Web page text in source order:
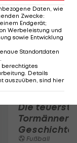
Die
Tormänner
Geschichte
Fußball
Daten, wie
Zwecke:
Endgerät;
Werbeleistung und
sowie Entwicklung
Standortdaten
.
berechtigtes
Details
auszuüben, sind hier